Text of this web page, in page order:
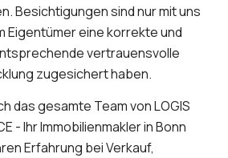
Besichtigungen sind nur mit uns
Eigentümer eine korrekte und
vertrauensvolle
zugesichert haben.
das gesamte Team von LOGIS
- Ihr Immobilienmakler in Bonn
Erfahrung bei Verkauf,